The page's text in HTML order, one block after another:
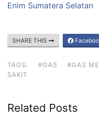
Enim Sumatera Selatan
SHARE THIS
TAGS: #GAS #GAS
SAKIT
Related Posts